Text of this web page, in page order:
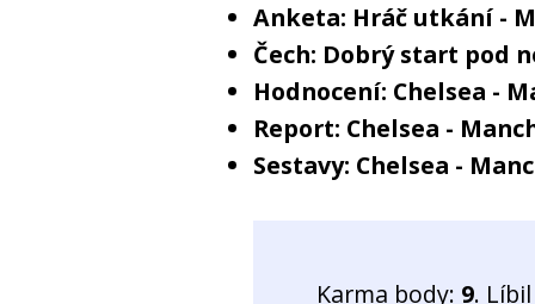
Anketa: Hráč utkání -
Čech: Dobrý start pod
Hodnocení: Chelsea -
Report: Chelsea -
Sestavy: Chelsea -
Karma body: 9.